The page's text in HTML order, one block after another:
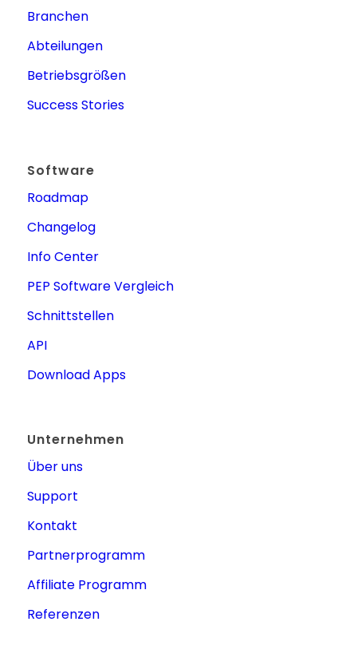
Branchen
Abteilungen
Betriebsgrößen
Success Stories
Software
Roadmap
Changelog
Info Center
PEP Software Vergleich
Schnittstellen
API
Download Apps
Unternehmen
Über uns
Support
Kontakt
Partnerprogramm
Affiliate Programm
Referenzen